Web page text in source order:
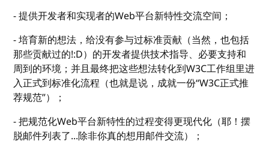
- 提供开发者和实现者的Web平台新特性交流空间；
- 培育新的想法，给没有参与过标准贡献（当然，也包括
那些贡献过的!:D）的开发者提供技术指导、必要支持和
周到的环境；并且最终把这些想法转化到W3C工作组里进
入正式到标准化流程（也就是说，成就一份“W3C正式推
荐规范”）；
- 把规范化Web平台新特性的过程变得更现代化（耶！摆
脱邮件列表了...除非你真的想用邮件交流）；